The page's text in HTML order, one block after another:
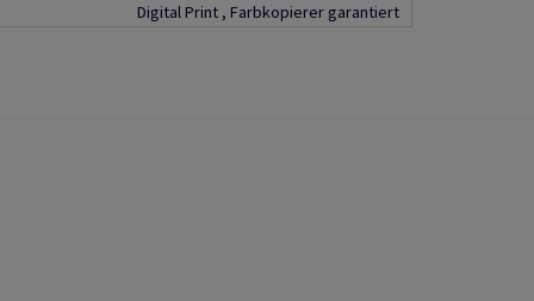
Digital Print , Farbkopierer garantiert